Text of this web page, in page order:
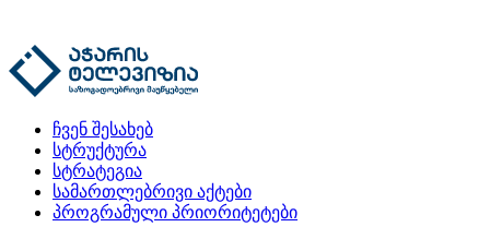
ჩვენ შესახებ
სტრუქტურა
სტრატეგია
სამართლებრივი აქტები
პროგრამული პრიორიტეტები